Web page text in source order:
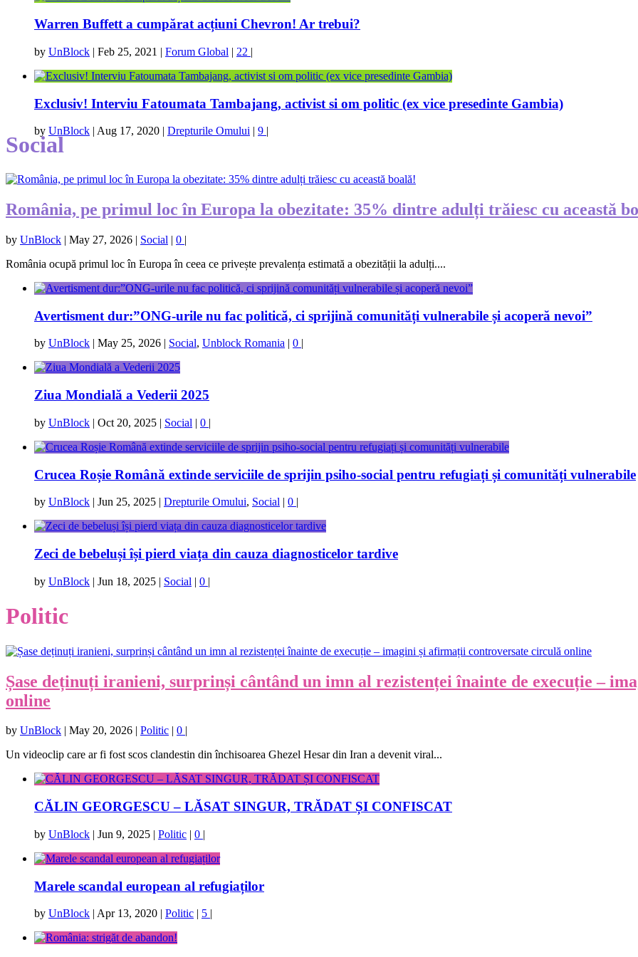
Warren Buffett a cumpărat acțiuni Chevron! Ar trebui?
by UnBlock | Feb 25, 2021 | Forum Global | 22 |
Exclusiv! Interviu Fatoumata Tambajang, activist si om politic (ex vice presedinte Gambia)
by UnBlock | Aug 17, 2020 | Drepturile Omului | 9 |
Social
România, pe primul loc în Europa la obezitate: 35% dintre adulți trăiesc cu această
by UnBlock | May 27, 2026 | Social | 0 |
România ocupă primul loc în Europa în ceea ce privește prevalența estimată a obezității la adulți....
Avertisment dur:”ONG-urile nu fac politică, ci sprijină comunități vulnerabile și acoperă nevoi”
by UnBlock May 25, 2026 Social, Unblock Romania 0
Ziua Mondială a Vederii 2025
by UnBlock | Oct 20, 2025 | Social | 0 |
Crucea Roșie Română extinde serviciile de sprijin psiho-social pentru refugiați și comunități vulnerabile
by UnBlock | Jun 25, 2025 | Drepturile Omului, Social | 0 |
Zeci de bebeluși își pierd viața din cauza diagnosticelor tardive
by UnBlock | Jun 18, 2025 | Social | 0 |
Politic
Șase deținuți iranieni, surprinși cântând un imn al rezistenței înainte de execuție –
online
by UnBlock May 20, 2026 Politic 0
Un videoclip care ar fi fost scos clandestin din închisoarea Ghezel Hesar din Iran a devenit viral...
CĂLIN GEORGESCU – LĂSAT SINGUR, TRĂDAT ȘI CONFISCAT
by UnBlock | Jun 9, 2025 | Politic | 0 |
Marele scandal european al refugiaților
by UnBlock | Apr 13, 2020 | Politic | 5 |